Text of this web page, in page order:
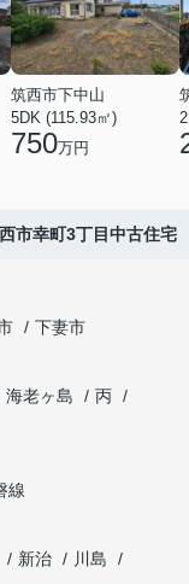
筑西市下中山
5DK (115.93㎡)
750万円
市幸町3丁目中古住宅
下妻市
海老ヶ島
丙
線
新治
川島